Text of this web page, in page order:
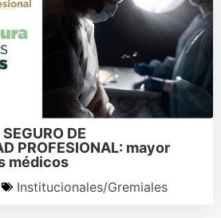
DE
PROFESIONAL: mayor
médicos
Institucionales/Gremiales